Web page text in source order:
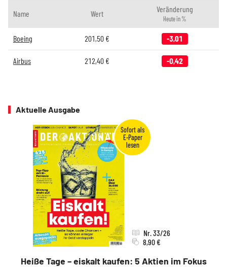
Name Wert Veränderung
Heute in %
Boeing 201,50 € -3,01
Airbus 212,40 € -0,42
Aktuelle Ausgabe
Heiße Tage – eiskalt kaufen: 5 Aktien im Fokus
Nr. 33/26
8,90 €